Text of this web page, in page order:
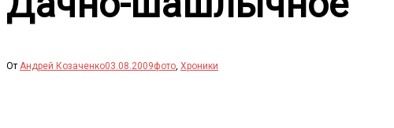
От Андрей Козаченко03.08.2009фото Хроники